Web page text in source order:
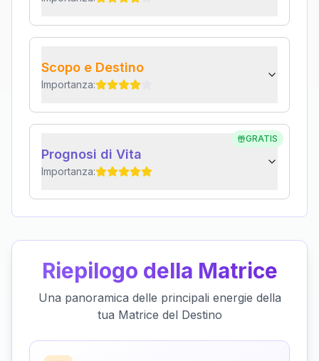
Scopo e Destino
Importanza:
GRATIS
Prognosi di Vita
Importanza:
Riepilogo della Matrice
Una panoramica delle principali energie della
tua Matrice del Destino